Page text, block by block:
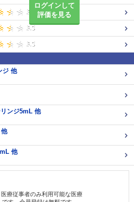
ログインして
評価を見る
ジ 他
ンジ5mL 他
他
療従事者のみ利用可能な医療